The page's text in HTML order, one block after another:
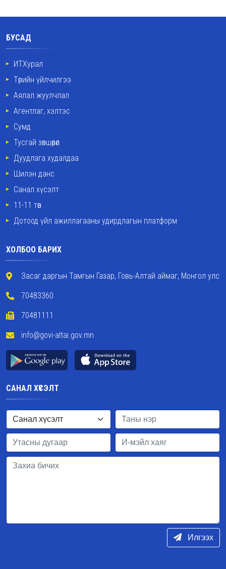
БУСАД
ИТХурал
Төрийн үйлчилгээ
Аялал жуулчлал
Агентлаг, хэлтэс
Сумд
Тусгай зөвшөөрөл
Дуудлага худалдаа
Шилэн данс
Санал хүсэлт
11-11 төв
Дотоод үйл ажиллагааны удирдлагын платформ
ХОЛБОО БАРИХ
Засаг даргын Тамгын Газар, Говь-Алтай аймаг, Монгол улс
70483360
70481111
info@govi-altai.gov.mn
САНАЛ ХҮСЭЛТ
Илгээх